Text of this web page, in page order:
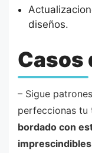
diseños.
Casos
– Sigue
perfeccionas tu
bordado con